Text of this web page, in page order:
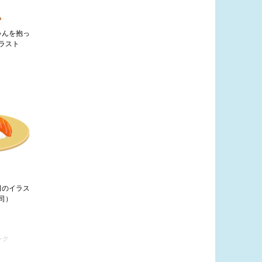
を抱っ
スト
イラス
）
ク